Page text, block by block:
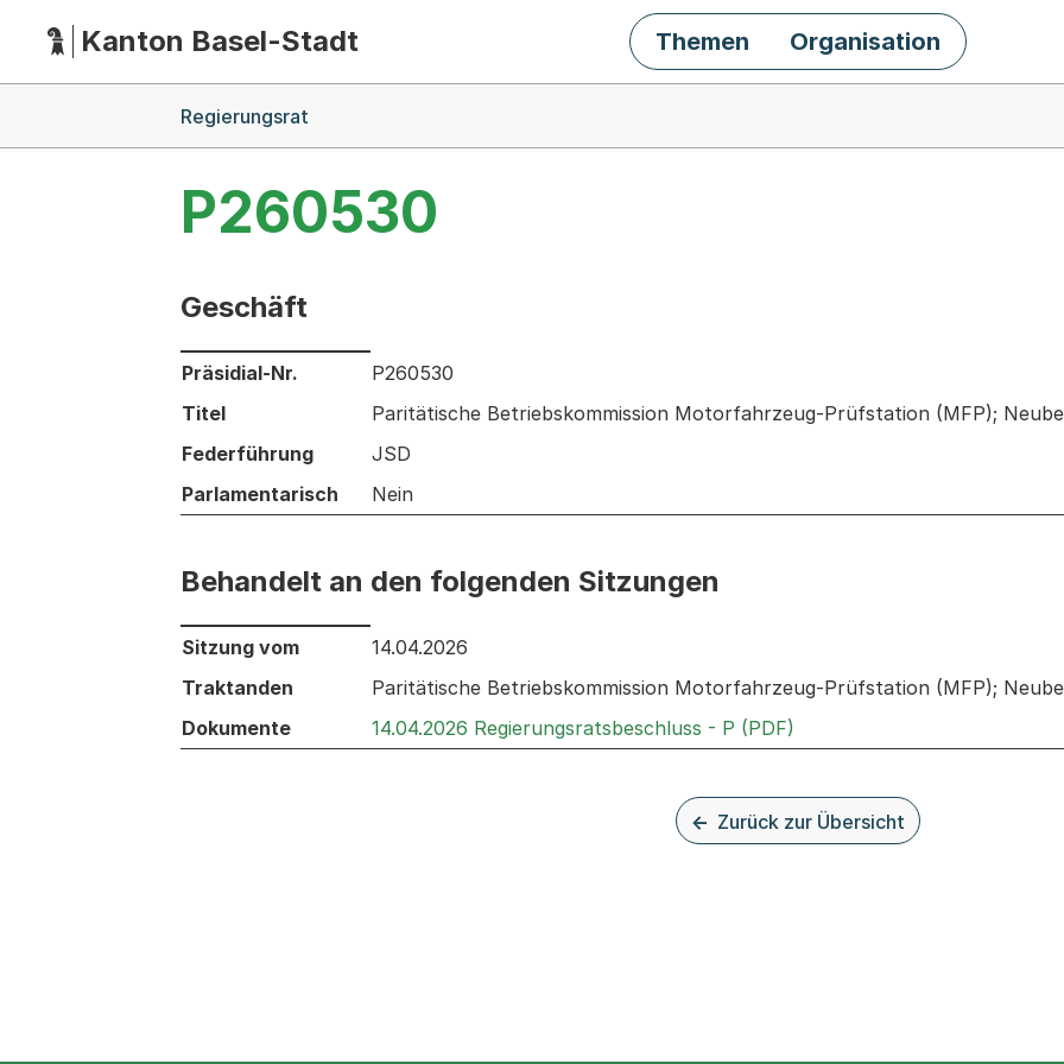
HauptnavigationKanton Basel-Stadt Themen Organisation
Regierungsrat
P260530
Geschäft
Informationen zum Ausgewählten Geschäft
Präsidial-Nr.
P260530
Titel
Paritätische Betriebskommission Motorfahrzeug-Prüfstation (MFP);
Federführung
JSD
Parlamentarisch
Nein
Behandelt an den folgenden Sitzungen
Behandelt an den folgenden Sitzungen: Informationen zu den Sitzungen zum Geschäft
Sitzung vom
14.04.2026
Traktanden
Paritätische Betriebskommission Motorfahrzeug-Prüfstation (MFP);
Dokumente
14.04.2026 Regierungsratsbeschluss - P (PDF)
Zurück zur Übersicht